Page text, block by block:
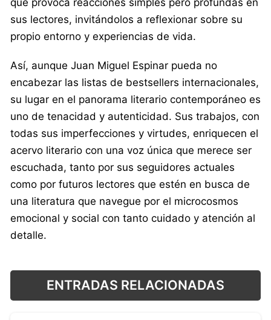
sus lectores, invitándolos a reflexionar sobre su
propio entorno y experiencias de vida.
Así, aunque Juan Miguel Espinar pueda no
encabezar las listas de bestsellers internacionales,
su lugar en el panorama literario contemporáneo es
uno de tenacidad y autenticidad. Sus trabajos, con
todas sus imperfecciones y virtudes, enriquecen el
acervo literario con una voz única que merece ser
escuchada, tanto por sus seguidores actuales
como por futuros lectores que estén en busca de
una literatura que navegue por el microcosmos
emocional y social con tanto cuidado y atención al
detalle.
ENTRADAS RELACIONADAS